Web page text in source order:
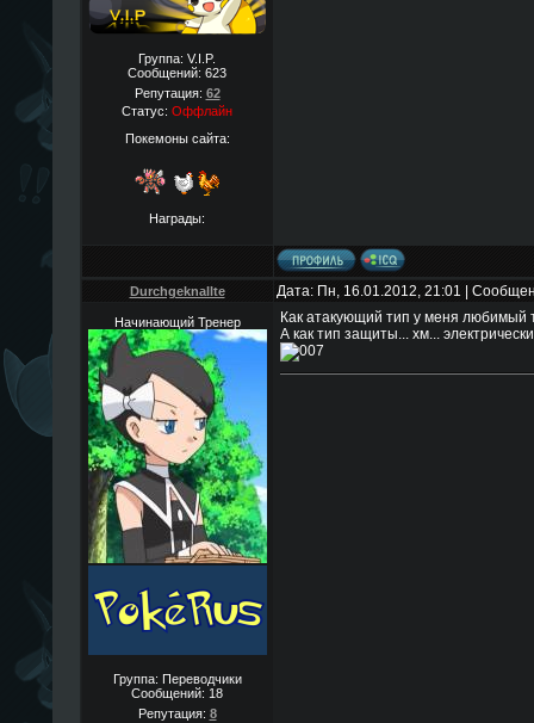
Группа: V.I.P.
Сообщений: 623
Репутация: 62
Статус: Оффлайн
Покемоны сайта:
Награды:
Durchgeknallte Дата: Пн, 16.01.2012, 21:01 |
Начинающий Тренер
Группа: Переводчики
Сообщений: 18
Репутация: 8
Как атакующий тип у меня любимый
А как тип защиты... хм...